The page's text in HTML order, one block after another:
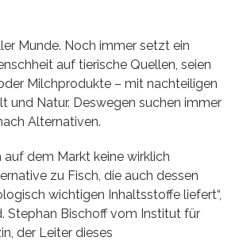
Munde. Noch immer setzt ein
auf tierische Quellen, seien
Milchprodukte – mit nachteiligen
und Natur. Deswegen suchen immer
Alternativen.
auf dem Markt keine wirklich
zu Fisch, die auch dessen
wichtigen Inhaltsstoffe liefert“,
Stephan Bischoff vom Institut für
der Leiter dieses